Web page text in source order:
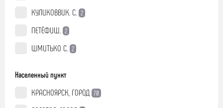
КУЛИКОВВИК. С. 2
ПЕТЁФИШ. 2
ШМИТЬКО С. 2
Населенный пункт
КРАСНОЯРСК, ГОРОД 70